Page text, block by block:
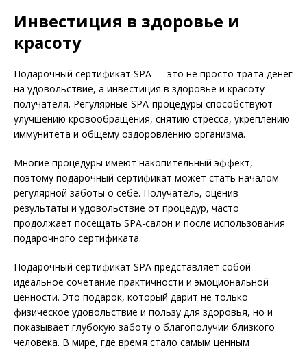
Инвестиция в здоровье и
красоту
Подарочный сертификат SPA — это не просто трата денег
на удовольствие, а инвестиция в здоровье и красоту
получателя. Регулярные SPA-процедуры способствуют
улучшению кровообращения, снятию стресса, укреплению
иммунитета и общему оздоровлению организма.
Многие процедуры имеют накопительный эффект,
поэтому подарочный сертификат может стать началом
регулярной заботы о себе. Получатель, оценив
результаты и удовольствие от процедур, часто
продолжает посещать SPA-салон и после использования
подарочного сертификата.
Подарочный сертификат SPA представляет собой
идеальное сочетание практичности и эмоциональной
ценности. Это подарок, который дарит не только
физическое удовольствие и пользу для здоровья, но и
показывает глубокую заботу о благополучии близкого
человека. В мире, где время стало самым ценным